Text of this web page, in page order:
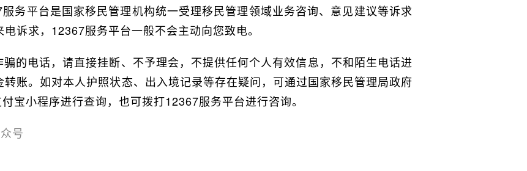
务平台是国家移民管理机构统一受理移民管理领域业务咨询、意见建议等诉求
诉求，12367服务平台一般不会主动向您致电。
的电话，请直接挂断、不予理会，不提供任何个人有效信息，不和陌生电话进
账。如对本人护照状态、出入境记录等存在疑问，可通过国家移民管理局政府
宝小程序进行查询，也可拨打12367服务平台进行咨询。
号